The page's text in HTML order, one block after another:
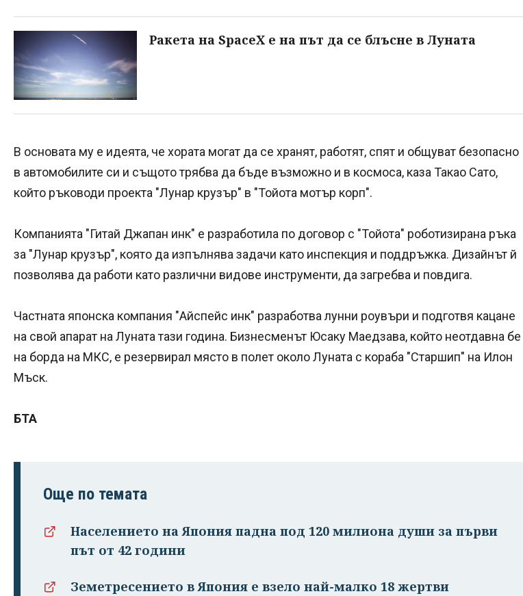
Ракета на SpaceX е на път да се блъсне в Луната
В основата му е идеята, че хората могат да се хранят, работят, спят и общуват безопасно
в автомобилите си и същото трябва да бъде възможно и в космоса, каза Такао Сато,
който ръководи проекта "Лунар крузър" в "Тойота мотър корп".
Компанията "Гитай Джапан инк" е разработила по договор с "Тойота" роботизирана ръка
за "Лунар крузър", която да изпълнява задачи като инспекция и поддръжка. Дизайнът й
позволява да работи като различни видове инструменти, да загребва и повдига.
Частната японска компания "Айспейс инк" разработва лунни роувъри и подготвя кацане
на свой апарат на Луната тази година. Бизнесменът Юсаку Маедзава, който неотдавна бе
на борда на МКС, е резервирал място в полет около Луната с кораба "Старшип" на Илон
Мъск.
БТА
Още по темата
Населението на Япония падна под 120 милиона души за първи
път от 42 години
Земетресението в Япония е взело най-малко 18 жертви